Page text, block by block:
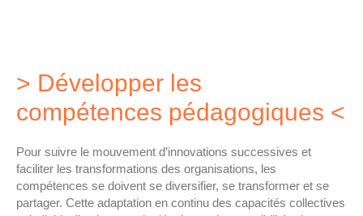
> Développer les
compétences pédagogiques <
Pour suivre le mouvement d’innovations successives et
faciliter les transformations des organisations, les
compétences se doivent se diversifier, se transformer et se
partager. Cette adaptation en continu des capacités collectives